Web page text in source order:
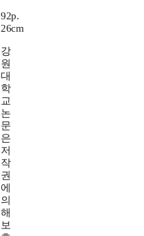
92p.
26cm
강
원
대
학
교
논
문
은
저
작
권
에
의
해
보